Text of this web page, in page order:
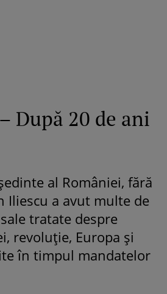
După 20 de ani
al României, fără
Iliescu a avut multe de
tratate despre
revoluţie, Europa şi
în timpul mandatelor